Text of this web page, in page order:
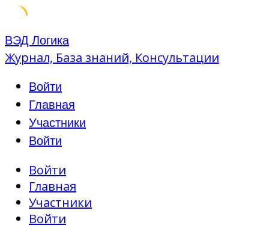
Skip
to
ВЭД Логика
Журнал, База знаний, Консультации
Войти
Главная
Участники
Войти
Войти
Главная
Участники
Войти